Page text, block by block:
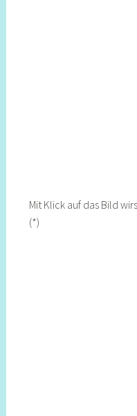
Mit Klick auf das Bild
(*)